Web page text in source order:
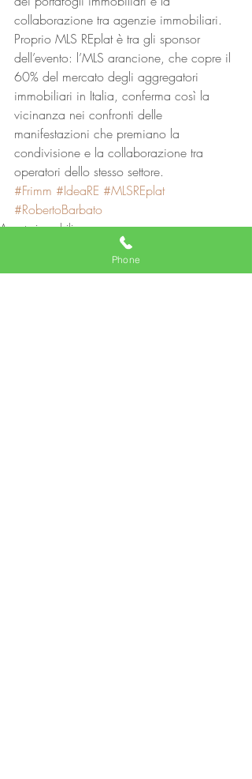
collaborazione tra agenzie immobiliari.
Proprio MLS REplat è tra gli sponsor
dell’evento: l’MLS arancione, che copre il
60% del mercato degli aggregatori
immobiliari in Italia, conferma così la
vicinanza nei confronti delle
manifestazioni che premiano la
condivisione e la collaborazione tra
operatori dello stesso settore.
#Frimm #IdeaRE #MLSREplat
#RobertoBarbato
Agente immobiliare
Phone